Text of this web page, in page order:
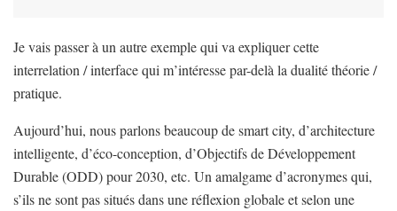
Je vais passer à un autre exemple qui va expliquer cette
interrelation / interface qui m’intéresse par-delà la dualité théorie /
pratique.
Aujourd’hui, nous parlons beaucoup de smart city, d’architecture
intelligente, d’éco-conception, d’Objectifs de Développement
Durable (ODD) pour 2030, etc. Un amalgame d’acronymes qui,
s’ils ne sont pas situés dans une réflexion globale et selon une